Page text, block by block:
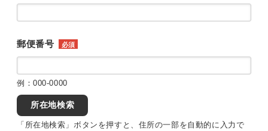
郵便番号 必須
例：000-0000
所在地検索
「所在地検索」ボタンを押すと、住所の一部を自動的に入力で